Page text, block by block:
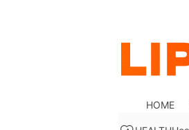
HOME